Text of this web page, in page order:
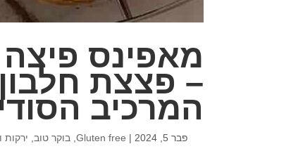
מאפינס פיצה
– פצצת
המרכיב הסודי
פבר 5, 2024 |
Gluten free בוקר טוב ירקות